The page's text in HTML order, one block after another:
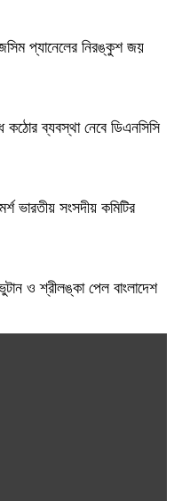
জসিম প্যানেলের নিরঙ্কুশ জয়
কঠোর ব্যবস্থা নেবে ডিএনসিসি
ভারতীয় সংসদীয় কমিটির
ও শ্রীলঙ্কা পেল বাংলাদেশ